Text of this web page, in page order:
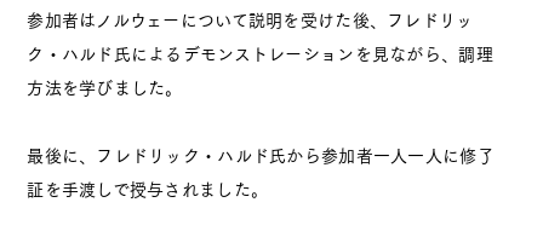
オーシャン貿易
公式
参加者はノルウェーについて説明を受けた後、フレドリッ
ク・ハルド氏によるデモンストレーションを見ながら、調理
方法を学びました。
最後に、フレドリック・ハルド氏から参加者一人一人に修了
証を手渡しで授与されました。